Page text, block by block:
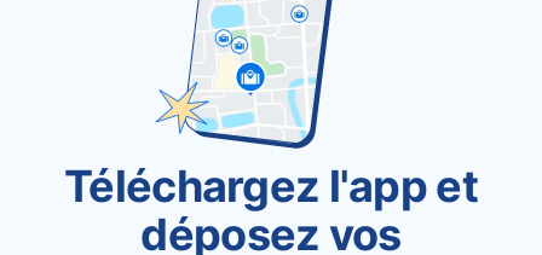
Téléchargez l'app et
déposez vos